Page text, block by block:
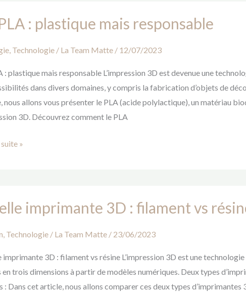
: plastique mais responsable
, Technologie / La Team Matte / 12/07/2023
: plastique mais responsable L’impression 3D est devenue une
dans divers domaines, y compris la fabrication d’objets de
nous allons vous présenter le PLA (acide polylactique), un matériau
3D. Découvrez comment le PLA
»
imprimante 3D : filament vs
, Technologie / La Team Matte / 23/06/2023
imprimante 3D : filament vs résine L’impression 3D est une
trois dimensions à partir de modèles numériques. Deux types
: Dans cet article, nous allons comparer ces deux types